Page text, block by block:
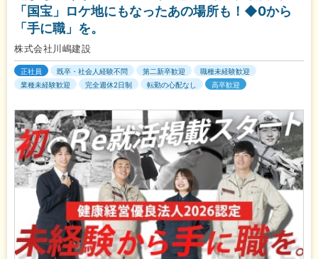
「国宝」ロケ地にもなったあの場所も！◆0から
「手に職」を。
株式会社川嶋建設
正社員 既卒・社会人経験不問 第二新卒歓迎
職種未経験歓迎
業種未経験歓迎
完全週休2日制 転勤の心配なし 高卒歓迎